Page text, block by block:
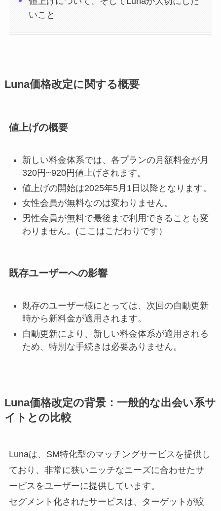
いこと
Luna価格改定に関する概要
値上げの概要
新しい料金体系では、各プランの月額料金が月
320円~920円値上げされます。
値上げの開始は2025年5月1日以降となります。
女性会員が無料なのは変わりません。
男性会員が無料で最後まで利用できることも変
わりません。(ここはこだわりです）
既存ユーザーへの影響
既存のユーザー様にとっては、次回の自動更新
時から新料金が適用されます。
自動更新により、新しい料金体系が適用される
ため、特別な手続きは必要ありません。
Luna価格改定の背景：一般的な出会い系サ
イトとの比較
Lunaは、SM特化型のマッチングサービスを提供し
ており、非常に狭いニッチなニーズに合わせたサ
ービスをユーザーに提供しています。
セグメント化されたサービスは、ターゲットが絞